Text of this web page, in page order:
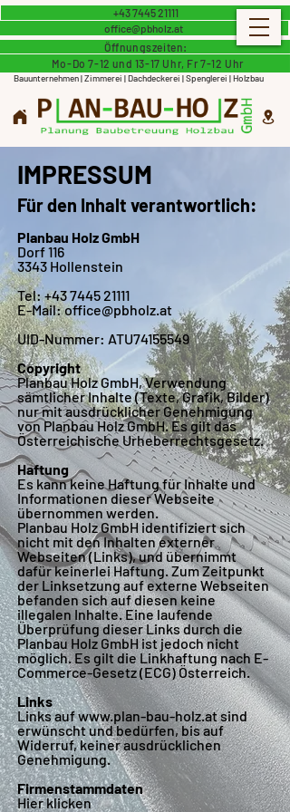
office@pbholz.at
Mo-Do 7-12 und 13-17 Uhr, Fr 7-12 Uhr
Öffnungszeiten:
+43 7445 21111
Bauunternehmen | Zimmerei | Dachdeckerei | Spenglerei | Holzbau
IMPRESSUM
Für den Inhalt verantwortlich:
Planbau Holz GmbH
Dorf 116
3343 Hollenstein
Tel:+43 7445 21111
E-Mail:office@pbholz.at
UID-Nummer: ATU74155549
Copyright
Planbau Holz GmbH, Verwendung
sämtlicher Inhalte (Texte, Grafik, Bilder)
nur mit ausdrücklicher Genehmigung
von Planbau Holz GmbH. Es gilt das
Österreichische Urheberrechtsgesetz.
Haftung
Es kann keine Haftung für Inhalte und
Informationen dieser Webseite
übernommen werden.
Planbau Holz GmbH identifiziert sich
nicht mit den Inhalten externer
Webseiten (Links), und übernimmt
dafür keinerlei Haftung. Zum Zeitpunkt
der Linksetzung auf externe Webseiten
befanden sich auf diesen keine
illegalen Inhalte. Eine laufende
Überprüfung dieser Links durch die
Planbau Holz GmbH ist jedoch nicht
möglich. Es gilt die Linkhaftung nach E-
Commerce-Gesetz (ECG) Österreich.
Links
Links aufwww.plan-bau-holz.atsind
erwünscht und bedürfen, bis auf
Widerruf, keiner ausdrücklichen
Genehmigung.
Firmenstammdaten
Hier klicken